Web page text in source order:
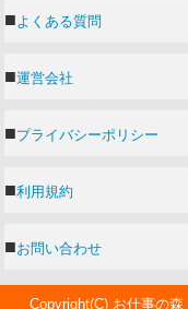
よくある質問
運営会社
プライバシーポリシー
利用規約
お問い合わせ
Copyright(C) お仕事の